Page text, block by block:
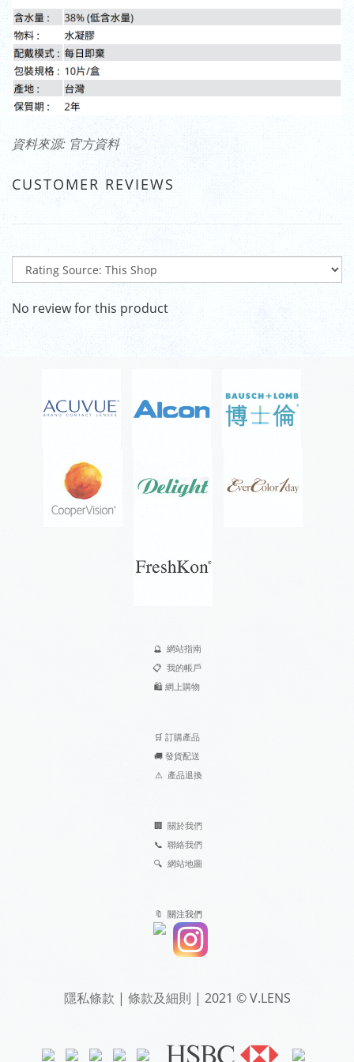
資料來源: 官方資料
CUSTOMER REVIEWS
No review for this product
🔮 網站指南
📋 我的帳戶
🛍️ 網上購物
🛒 訂購產品
🚚 發貨配送
⚠ 產品退換
🏢 關於我們
📞 聯絡我們
🔍 網站地圖
🔖 關注我們
隱私條款 | 條款及細則 | 2021 © V.LENS